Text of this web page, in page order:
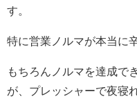
す。
特に営業ノルマが本当に
もちろんノルマを達成で
が、プレッシャーで夜寝